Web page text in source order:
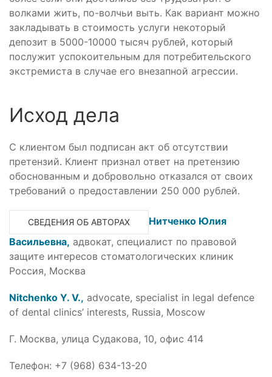
волками жить, по-волчьи выть. Как вариант можно
закладывать в стоимость услуги некоторый
депозит в 5000-10000 тысяч рублей, который
послужит успокоительным для потребительского
экстремиста в случае его внезапной агрессии.
Исход дела
С клиентом был подписан акт об отсутствии
претензий. Клиент признал ответ на претензию
обоснованным и добровольно отказался от своих
требований о предоставлении 250 000 рублей.
СВЕДЕНИЯ ОБ АВТОРАХ
Нитченко Юлия
Васильевна, адвокат, специалист по правовой
защите интересов стоматологических клиник
Россия, Москва
Nitchenko Y. V., advocate, specialist in legal defence
of dental clinics’ interests, Russia, Moscow
Г. Москва, улица Судакова, 10, офис 414
Телефон: +7 (968) 634-13-20